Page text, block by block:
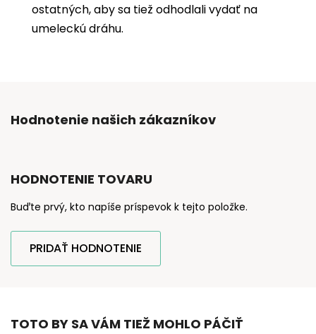
ostatných, aby sa tiež odhodlali vydať na
umeleckú dráhu.
Hodnotenie našich zákazníkov
HODNOTENIE TOVARU
Buďte prvý, kto napíše príspevok k tejto položke.
PRIDAŤ HODNOTENIE
TOTO BY SA VÁM TIEŽ MOHLO PÁČIŤ